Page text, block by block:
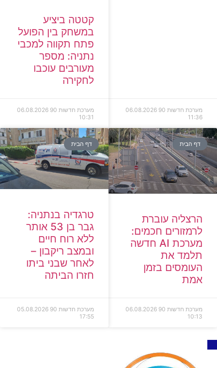
מערכת חדשות 90
06.08.2026
11:36
קטטה ביציע
במשחק בין הפועל
פתח תקווה למכבי
נתניה: מספר
מעורבים עוכבו
לחקירה
מערכת חדשות 90
06.08.2026
10:31
דף הבית
הרצליה עוברת
לרמזורים חכמים:
מערכת AI חדשה
תלמד את
העומסים בזמן
אמת
מערכת חדשות 90
06.08.2026
10:13
דף הבית
טרגדיה בנתניה:
גבר בן 53 אותר
ללא רוח חיים
ובמצב ריקבון –
לאחר שבני ביתו
חזרו הביתה
מערכת חדשות 90
05.08.2026
17:55